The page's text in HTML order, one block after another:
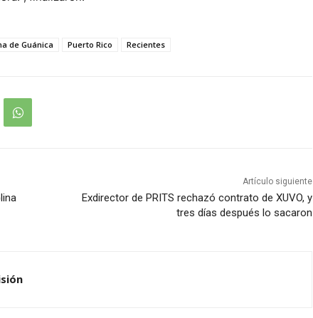
de Guánica Puerto Rico Recientes
Artículo siguiente
Exdirector de PRITS rechazó contrato de XUVO, y
tres días después lo sacaron